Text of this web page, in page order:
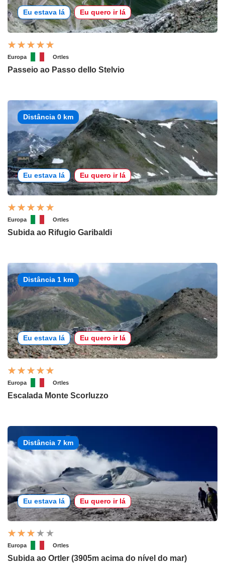
Eu estava lá Eu quero ir lá
Europa Ortles
Passeio ao Passo dello Stelvio
Distância 0 km
Eu estava lá Eu quero ir lá
Europa Ortles
Subida ao Rifugio Garibaldi
Distância 1 km
Eu estava lá Eu quero ir lá
Europa Ortles
Escalada Monte Scorluzzo
Distância 7 km
Eu estava lá Eu quero ir lá
Europa Ortles
Subida ao Ortler (3905m acima do nível do mar)